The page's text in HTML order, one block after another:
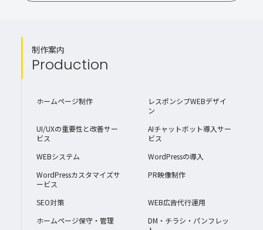
制作案内
Production
ホームページ制作
レスポンシブWEBデザイ
ン
UI/UXの重要性と改善サー
ビス
AIチャットボット導入サー
ビス
WEBシステム
WordPressの導入
WordPressカスタマイズサ
ービス
PR映像制作
SEO対策
WEB広告代行運用
ホームページ保守・管理
DM・チラシ・パンフレッ